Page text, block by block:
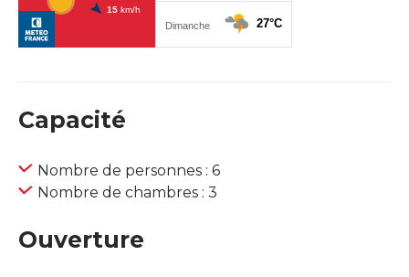
Capacité
Nombre de personnes : 6
Nombre de chambres : 3
Ouverture